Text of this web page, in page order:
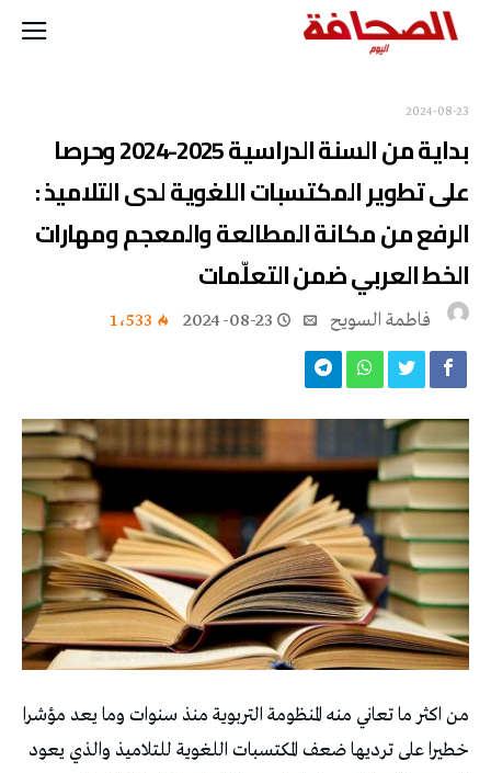
2024-08-23
بداية من السنة الدراسية 2025-2024 وحرصا
على تطوير المكتسبات اللغوية لدى التلاميذ :
الرفع من مكانة المطالعة والمعجم ومهارات
الخط العربي ضمن التعلّمات
فاطمة ‬السويح 2024-08-23 1٬533
من اكثر ما تعاني منه المنظومة التربوية منذ سنوات وما يعد مؤشرا
خطيرا على ترديها ضعف المكتسبات اللغوية للتلاميذ والذي يعود